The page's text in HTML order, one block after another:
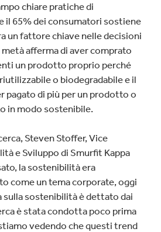
chiare pratiche di
il 65% dei consumatori sostiene
un fattore chiave nelle decisioni
afferma di aver comprato
un prodotto proprio perché
o biodegradabile e il
pagato di più per un prodotto o
in modo sostenibile.
Steven Stoffer, Vice
e Sviluppo di Smurfit Kappa
la sostenibilità era
come un tema corporate, oggi
sulla sostenibilità è dettato dai
è stata condotta poco prima
vedendo che questi trend